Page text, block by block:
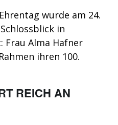
wurde am 24.
in
Frau Alma Hafner
ihren 100.
REICH AN